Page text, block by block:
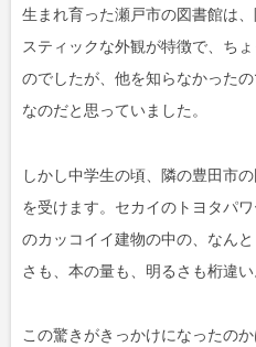
生まれ育った瀬戸市の図書館は
スティックな外観が特徴で、ち
のでしたが、他を知らなかった
なのだと思っていました。
しかし中学生の頃、隣の豊田市
を受けます。セカイのトヨタパ
のカッコイイ建物の中の、なん
さも、本の量も、明るさも桁違い
この驚きがきっかけになったの